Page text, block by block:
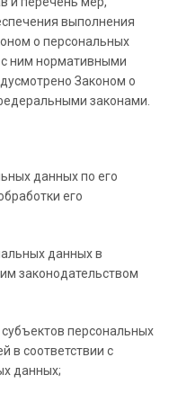
выполнения
о персональных
ним нормативными
Законом о
законами.
данных по его
его
данных в
законодательством
персональных
в соответствии с
данных;